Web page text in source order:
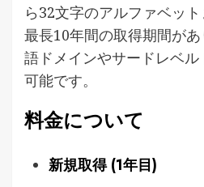
ら32文字のアルファベット
最長10年間の取得期間が
語ドメインやサードレベ
可能です。
料金について
新規取得 (1年目)